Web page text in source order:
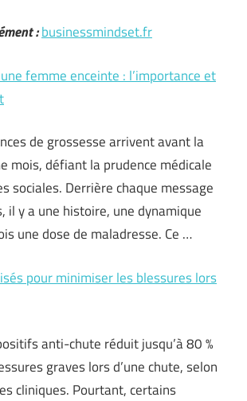
:businessmindset.fr
femme enceinte : l’importance et
de grossesse arrivent avant la
mois, défiant la prudence médicale
sociales. Derrière chaque message
il y a une histoire, une dynamique
une dose de maladresse. Ce …
pour minimiser les blessures lors
anti-chute réduit jusqu’à 80 %
graves lors d’une chute, selon
cliniques. Pourtant, certains